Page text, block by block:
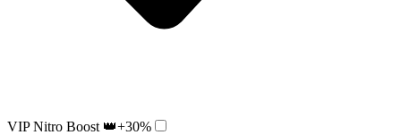
VIP Nitro Boost 👑+30%